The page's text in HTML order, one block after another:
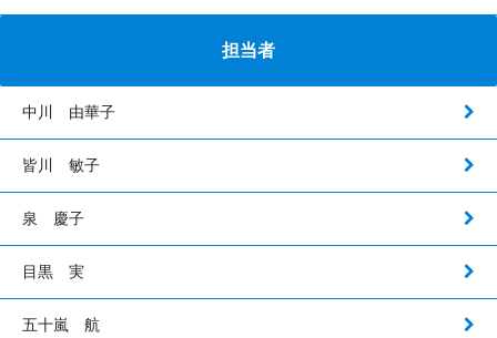
担当者
中川 由華子
皆川 敏子
泉 慶子
目黒 実
五十嵐 航